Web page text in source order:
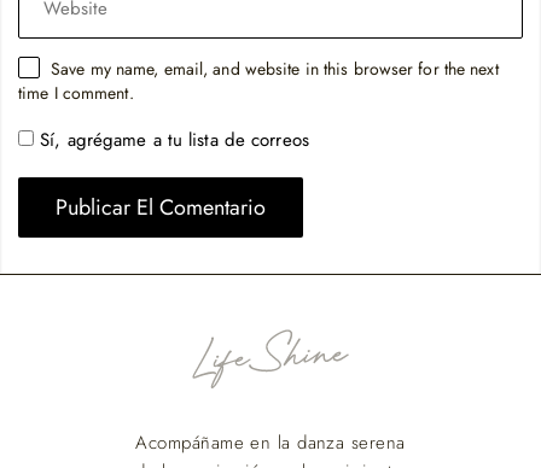
Save my name, email, and website in this browser for the next
time I comment.
Sí, agrégame a tu lista de correos
Acompáñame en la danza serena